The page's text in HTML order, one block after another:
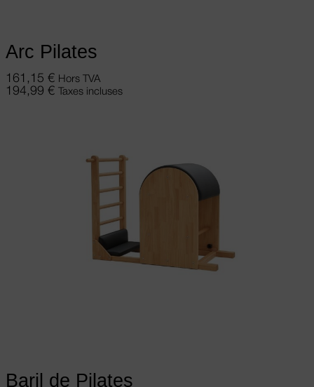
Arc Pilates
161,15 € Hors TVA
194,99 € Taxes incluses
Baril de Pilates